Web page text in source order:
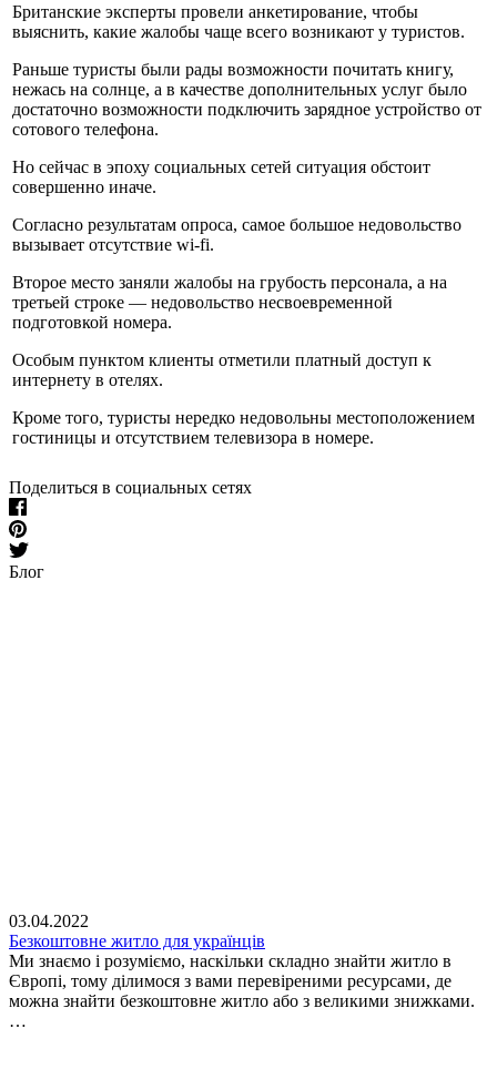
Британские эксперты провели анкетирование, чтобы
выяснить, какие жалобы чаще всего возникают у туристов.
Раньше туристы были рады возможности почитать книгу,
нежась на солнце, а в качестве дополнительных услуг было
достаточно возможности подключить зарядное устройство от
сотового телефона.
Но сейчас в эпоху социальных сетей ситуация обстоит
совершенно иначе.
Согласно результатам опроса, самое большое недовольство
вызывает отсутствие wi-fi.
Второе место заняли жалобы на грубость персонала, а на
третьей строке — недовольство несвоевременной
подготовкой номера.
Особым пунктом клиенты отметили платный доступ к
интернету в отелях.
Кроме того, туристы нередко недовольны местоположением
гостиницы и отсутствием телевизора в номере.
Поделиться в социальных сетях
Блог
03.04.2022
Безкоштовне житло для українців
Ми знаємо і розуміємо, наскільки складно знайти житло в
Європі, тому ділимося з вами перевіреними ресурсами, де
можна знайти безкоштовне житло або з великими знижками.
…